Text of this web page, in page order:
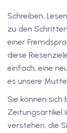
C1
Schreiben,
zu den
einer
diese
einfach, eine
es unsere
Sie können sich
Zeitungsartikel
verstehen, die